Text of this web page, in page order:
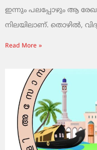
ഇന്നും പലപ്പോഴും ആ
നിലയിലാണ്. തൊഴിൽ,
Read More »